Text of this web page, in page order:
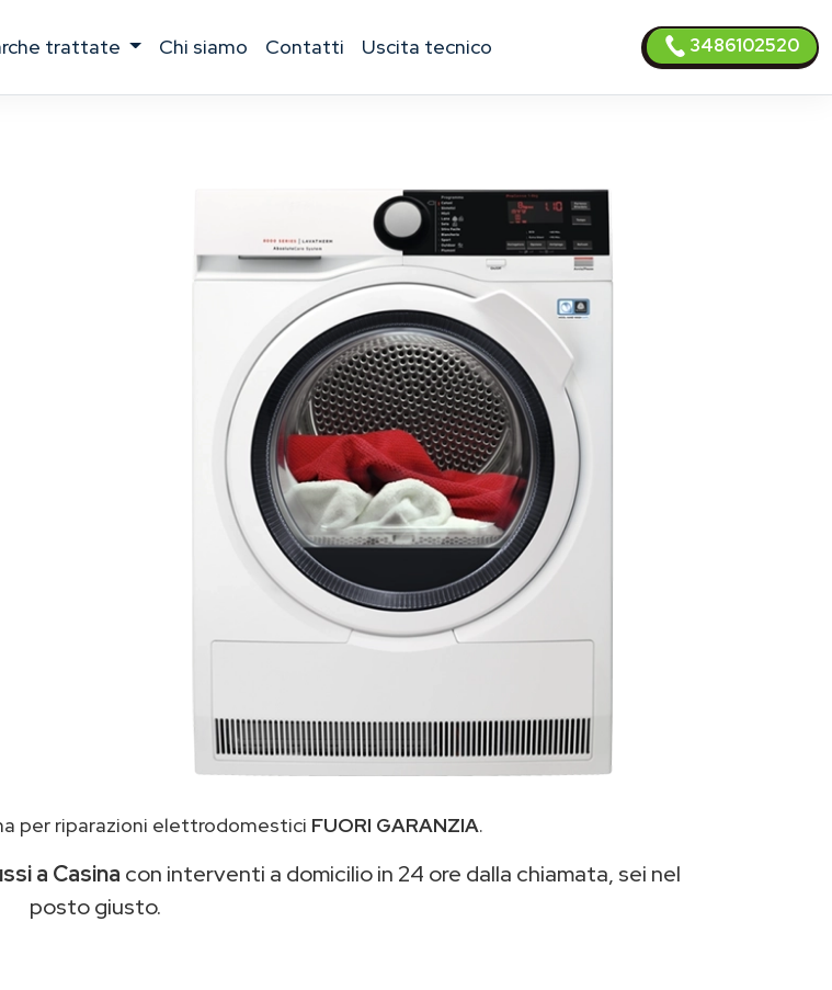
trattate chi siamo contatti uscita tecnico 3486102520
per riparazioni elettrodomestici FUORI GARANZIA.
a Casina con interventi a domicilio in 24 ore dalla chiamata, sei nel
posto giusto.